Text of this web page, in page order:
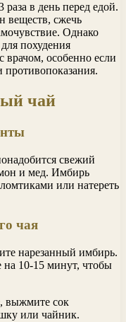
в день перед едой.
веществ, сжечь
Однако
похудения
врачом, особенно если
противопоказания.
чай
свежий
и мед. Имбирь
или натереть
чая
нарезанный имбирь.
на 10-15 минут, чтобы
выжмите сок
или чайник.